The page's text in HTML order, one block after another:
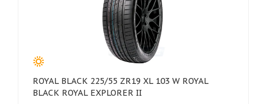
ROYAL BLACK 225/55 ZR19 XL 103 W ROYAL
BLACK ROYAL EXPLORER II